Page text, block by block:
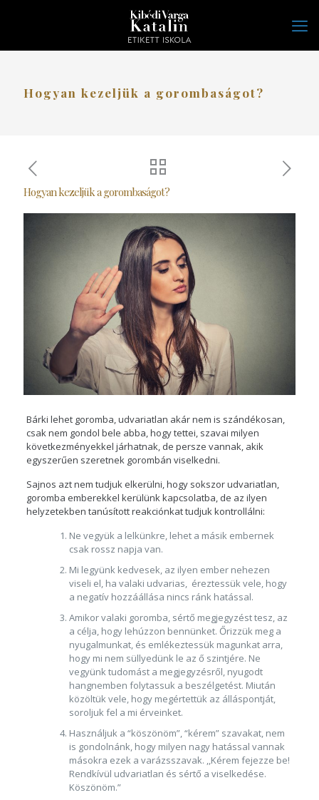
Hogyan kezeljük a gorombaságot?
Hogyan kezeljük a gorombaságot?
Bárki lehet goromba, udvariatlan akár nem is szándékosan,
csak nem gondol bele abba, hogy tettei, szavai milyen
következményekkel járhatnak, de persze vannak, akik
egyszerűen szeretnek gorombán viselkedni.
Sajnos azt nem tudjuk elkerülni, hogy sokszor udvariatlan,
goromba emberekkel kerülünk kapcsolatba, de az ilyen
helyzetekben tanúsított reakciónkat tudjuk kontrollálni:
Ne vegyük a lelkünkre, lehet a másik embernek
csak rossz napja van.
Mi legyünk kedvesek, az ilyen ember nehezen
viseli el, ha valaki udvarias, éreztessük vele, hogy
a negatív hozzáállása nincs ránk hatással.
Amikor valaki goromba, sértő megjegyzést tesz, az
a célja, hogy lehúzzon bennünket. Őrizzük meg a
nyugalmunkat, és emlékeztessük magunkat arra,
hogy mi nem süllyedünk le az ő szintjére. Ne
vegyünk tudomást a megjegyzésről, nyugodt
hangnemben folytassuk a beszélgetést. Miután
közöltük vele, hogy megértettük az álláspontját,
soroljuk fel a mi érveinket.
Használjuk a “köszönöm”, “kérem” szavakat, nem
is gondolnánk, hogy milyen nagy hatással vannak
másokra ezek a varázsszavak. ,,Kérem fejezze be!
Rendkívül udvariatlan és sértő a viselkedése.
Köszönöm.”